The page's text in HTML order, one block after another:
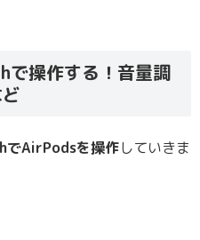
操作する！音量調
でAirPodsを操作していきま